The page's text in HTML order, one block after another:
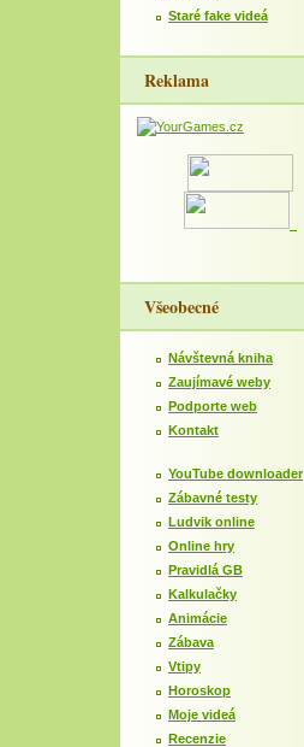
Staré fake videá
Reklama
Všeobecné
Návštevná kniha
Zaujímavé weby
Podporte web
Kontakt
YouTube downloader
Zábavné testy
Ludvik online
Online hry
Pravidlá GB
Kalkulačky
Animácie
Zábava
Vtipy
Horoskop
Moje videá
Recenzie